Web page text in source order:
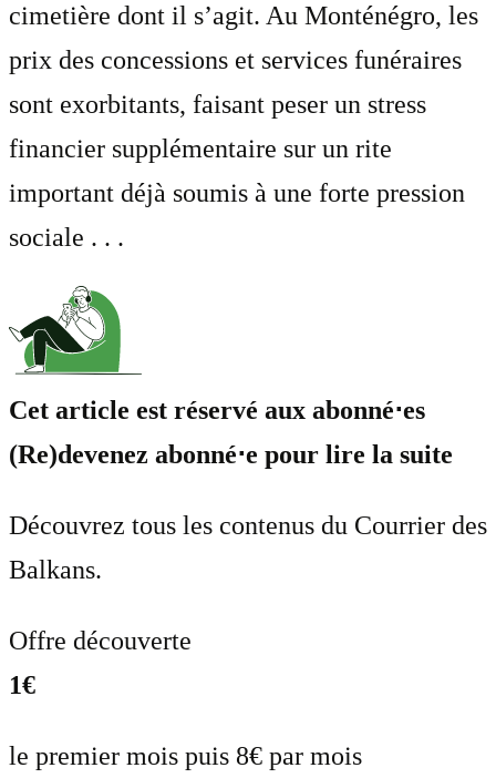
cimetière dont il s’agit. Au Monténégro, les
prix des concessions et services funéraires
sont exorbitants, faisant peser un stress
financier supplémentaire sur un rite
important déjà soumis à une forte pression
sociale . . .
Cet article est réservé aux abonné⋅es
(Re)devenez abonné⋅e pour lire la suite
Découvrez tous les contenus du Courrier des
Balkans.
Offre découverte
1€
le premier mois puis 8€ par mois